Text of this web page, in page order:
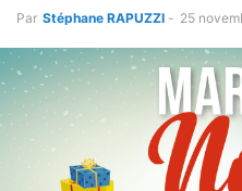
Par Stéphane RAPUZZI - 25